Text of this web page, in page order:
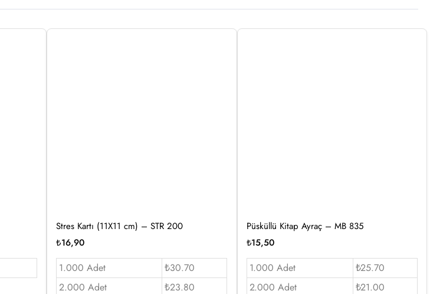
Stres Kartı (11X11 cm) – STR 200
₺16,90
1.000 Adet
₺30.70
2.000 Adet
₺23.80
Püsküllü Kitap Ayraç – MB 835
₺15,50
1.000 Adet
₺25.70
2.000 Adet
₺21.00